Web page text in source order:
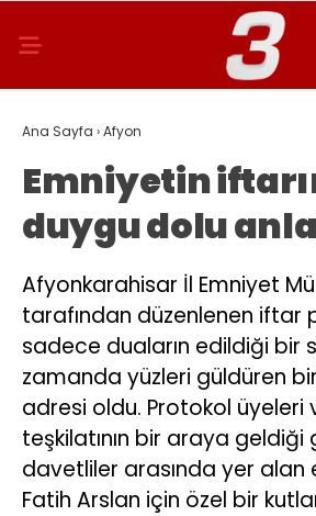
Ana Sayfa ›Afyon
Emniyetin
duygu dolu
Afyonkarahisar İl Emniyet
tarafından düzenlenen iftar
sadece duaların edildiği bir
zamanda yüzleri güldüren
adresi oldu. Protokol üyeleri
teşkilatının bir araya geldiği
davetliler arasında yer alan
Fatih Arslan için özel bir